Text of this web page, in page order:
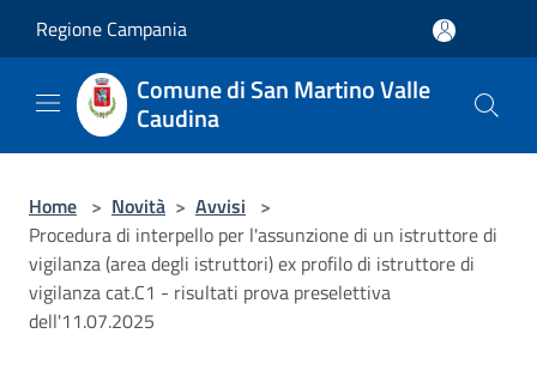
Regione Campania
Comune di San Martino Valle
Caudina
Home > Novità > Avvisi >
Procedura di interpello per l'assunzione di un istruttore di
vigilanza (area degli istruttori) ex profilo di istruttore di
vigilanza cat.C1 - risultati prova preselettiva
dell'11.07.2025